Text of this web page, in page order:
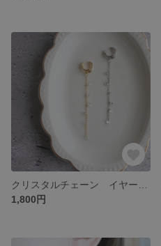
1,800円